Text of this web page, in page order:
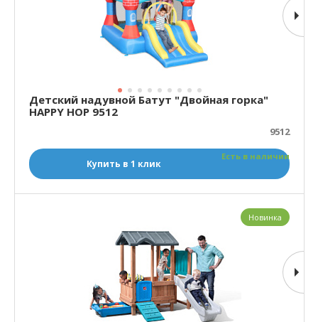
Детский надувной Батут "Двойная горка"
HAPPY HOP 9512
9512
Есть в наличии
Купить в 1 клик
Новинка